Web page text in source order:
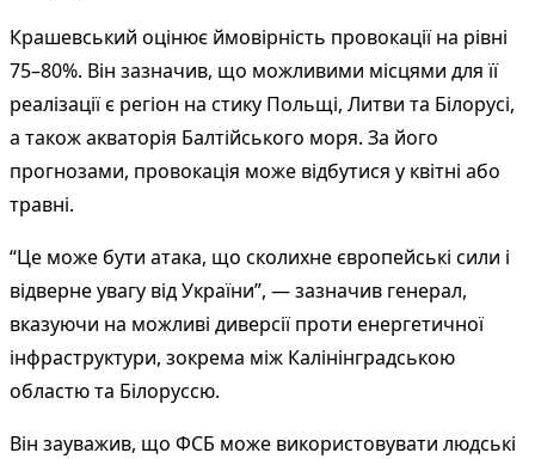
Крашевський оцінює ймовірність провокації на рівні
75–80%. Він зазначив, що можливими місцями для її
реалізації є регіон на стику Польщі, Литви та Білорусі,
а також акваторія Балтійського моря. За його
прогнозами, провокація може відбутися у квітні або
травні.
“Це може бути атака, що сколихне європейські сили і
відверне увагу від України”, — зазначив генерал,
вказуючи на можливі диверсії проти енергетичної
інфраструктури, зокрема між Калінінградською
областю та Білоруссю.
Він зауважив, що ФСБ може використовувати людські